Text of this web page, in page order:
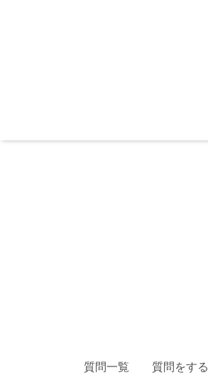
質問一覧 質問をする